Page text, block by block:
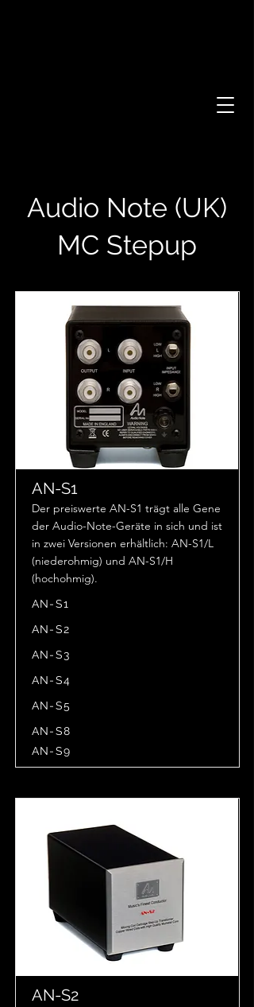
Audio Note (UK)
MC Stepup
AN-S1
Der preiswerte AN-S1 trägt alle Gene
der Audio-Note-Geräte in sich und ist
in zwei Versionen erhältlich: AN-S1/L
(niederohmig) und AN-S1/H
(hochohmig).
AN-S1
AN-S2
AN-S3
AN-S4
AN-S5
AN-S8
AN-S9
AN-S2